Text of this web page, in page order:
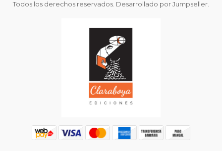
Todos los derechos reservados. Desarrollado por Jumpseller